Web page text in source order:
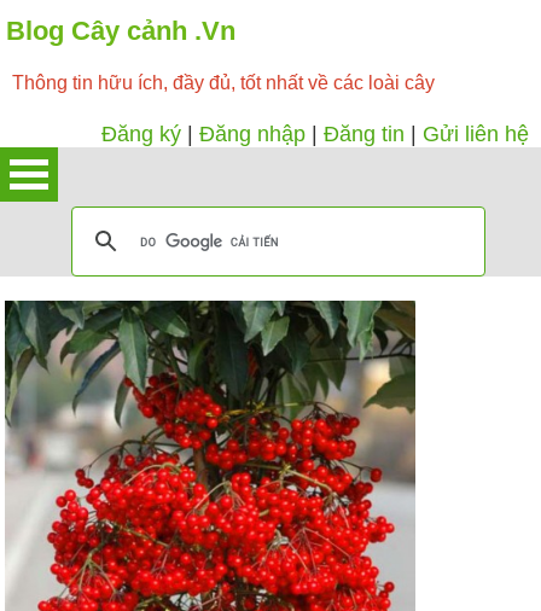
Blog Cây cảnh .Vn
Thông tin hữu ích, đầy đủ, tốt nhất về các loài cây
Đăng ký Đăng nhập Đăng tin Gửi liên hệ